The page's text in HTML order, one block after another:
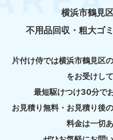
横浜市鶴見
不用品回収・粗大ゴ
片付け侍では横浜市鶴見区
をお受けし
最短駆けつけ30分で
お見積り無料・お見積り後
料金は一切